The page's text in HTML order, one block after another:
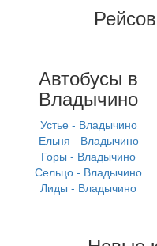
Автобусы в
Владычино
Устье - Владычино
Ельня - Владычино
Горы - Владычино
Сельцо - Владычино
Лиды - Владычино